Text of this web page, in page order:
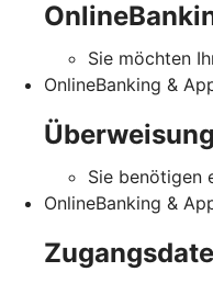
Sie möchten
OnlineBanking &
Sie benötigen
OnlineBanking &